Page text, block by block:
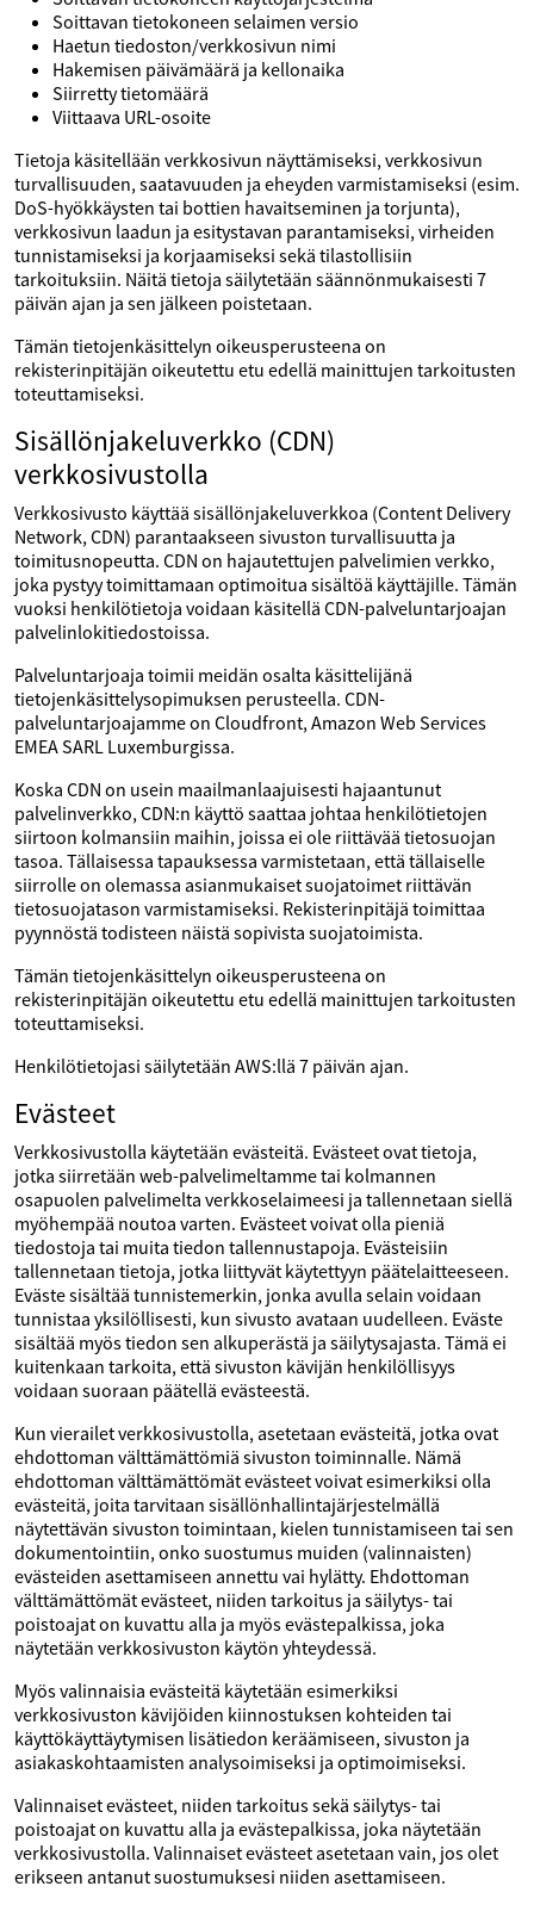
Soittavan tietokoneen selaimen versio
Haetun tiedoston/verkkosivun nimi
Hakemisen päivämäärä ja kellonaika
Siirretty tietomäärä
Viittaava URL-osoite
Tietoja käsitellään verkkosivun näyttämiseksi, verkkosivun
turvallisuuden, saatavuuden ja eheyden varmistamiseksi (esim.
DoS-hyökkäysten tai bottien havaitseminen ja torjunta),
verkkosivun laadun ja esitystavan parantamiseksi, virheiden
tunnistamiseksi ja korjaamiseksi sekä tilastollisiin
tarkoituksiin. Näitä tietoja säilytetään säännönmukaisesti 7
päivän ajan ja sen jälkeen poistetaan.
Tämän tietojenkäsittelyn oikeusperusteena on
rekisterinpitäjän oikeutettu etu edellä mainittujen tarkoitusten
toteuttamiseksi.
Sisällönjakeluverkko (CDN)
verkkosivustolla
Verkkosivusto käyttää sisällönjakeluverkkoa (Content Delivery
Network, CDN) parantaakseen sivuston turvallisuutta ja
toimitusnopeutta. CDN on hajautettujen palvelimien verkko,
joka pystyy toimittamaan optimoitua sisältöä käyttäjille. Tämän
vuoksi henkilötietoja voidaan käsitellä CDN-palveluntarjoajan
palvelinlokitiedostoissa.
Palveluntarjoaja toimii meidän osalta käsittelijänä
tietojenkäsittelysopimuksen perusteella. CDN-
palveluntarjoajamme on Cloudfront, Amazon Web Services
EMEA SARL Luxemburgissa.
Koska CDN on usein maailmanlaajuisesti hajaantunut
palvelinverkko, CDN:n käyttö saattaa johtaa henkilötietojen
siirtoon kolmansiin maihin, joissa ei ole riittävää tietosuojan
tasoa. Tällaisessa tapauksessa varmistetaan, että tällaiselle
siirrolle on olemassa asianmukaiset suojatoimet riittävän
tietosuojatason varmistamiseksi. Rekisterinpitäjä toimittaa
pyynnöstä todisteen näistä sopivista suojatoimista.
Tämän tietojenkäsittelyn oikeusperusteena on
rekisterinpitäjän oikeutettu etu edellä mainittujen tarkoitusten
toteuttamiseksi.
Henkilötietojasi säilytetään AWS:llä 7 päivän ajan.
Evästeet
Verkkosivustolla käytetään evästeitä. Evästeet ovat tietoja,
jotka siirretään web-palvelimeltamme tai kolmannen
osapuolen palvelimelta verkkoselaimeesi ja tallennetaan siellä
myöhempää noutoa varten. Evästeet voivat olla pieniä
tiedostoja tai muita tiedon tallennustapoja. Evästeisiin
tallennetaan tietoja, jotka liittyvät käytettyyn päätelaitteeseen.
Eväste sisältää tunnistemerkin, jonka avulla selain voidaan
tunnistaa yksilöllisesti, kun sivusto avataan uudelleen. Eväste
sisältää myös tiedon sen alkuperästä ja säilytysajasta. Tämä ei
kuitenkaan tarkoita, että sivuston kävijän henkilöllisyys
voidaan suoraan päätellä evästeestä.
Kun vierailet verkkosivustolla, asetetaan evästeitä, jotka ovat
ehdottoman välttämättömiä sivuston toiminnalle. Nämä
ehdottoman välttämättömät evästeet voivat esimerkiksi olla
evästeitä, joita tarvitaan sisällönhallintajärjestelmällä
näytettävän sivuston toimintaan, kielen tunnistamiseen tai sen
dokumentointiin, onko suostumus muiden (valinnaisten)
evästeiden asettamiseen annettu vai hylätty. Ehdottoman
välttämättömät evästeet, niiden tarkoitus ja säilytys- tai
poistoajat on kuvattu alla ja myös evästepalkissa, joka
näytetään verkkosivuston käytön yhteydessä.
Myös valinnaisia evästeitä käytetään esimerkiksi
verkkosivuston kävijöiden kiinnostuksen kohteiden tai
käyttökäyttäytymisen lisätiedon keräämiseen, sivuston ja
asiakaskohtaamisten analysoimiseksi ja optimoimiseksi.
Valinnaiset evästeet, niiden tarkoitus sekä säilytys- tai
poistoajat on kuvattu alla ja evästepalkissa, joka näytetään
verkkosivustolla. Valinnaiset evästeet asetetaan vain, jos olet
erikseen antanut suostumuksesi niiden asettamiseen.